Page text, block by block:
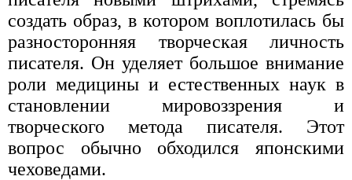
создать образ, в котором воплотилась бы
разносторонняя творческая личность
писателя. Он уделяет большое внимание
роли медицины и естественных наук в
становлении мировоззрения и
творческого метода писателя. Этот
вопрос обычно обходился японскими
чеховедами.